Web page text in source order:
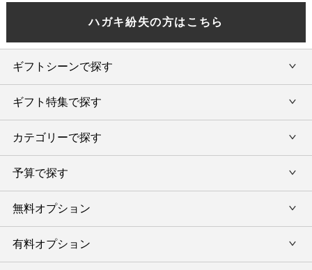
ハガキ紛失の方はこちら
ギフトシーンで探す
出産内祝い・お返し
香典返し・法要引出物
新築内祝い・引越ご挨拶
ギフト特集で探す
旅行カタログギフト
カタログギフトランキング
今治タオル特集
カテゴリーで探す
カタログギフト
グルメ限定カタログギフト
タオルギフト
予算で探す
カタログギフトを予算で選ぶ
タオルギフトを予算で選ぶ
無料オプション
ラッピング
有料オプション